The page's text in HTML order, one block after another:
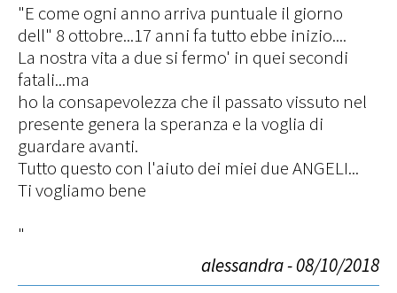
"E come ogni anno arriva puntuale il giorno
dell" 8 ottobre...17 anni fa tutto ebbe inizio....
La nostra vita a due si fermo' in quei secondi
fatali...ma
ho la consapevolezza che il passato vissuto nel
presente genera la speranza e la voglia di
guardare avanti.
Tutto questo con l'aiuto dei miei due ANGELI...
Ti vogliamo bene
"
alessandra - 08/10/2018